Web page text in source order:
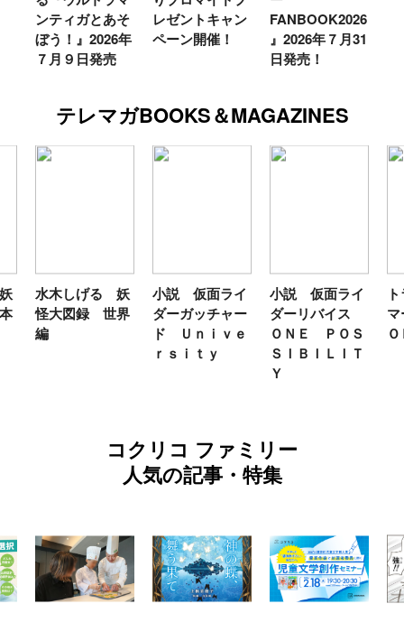
ンティガとあそ
ぼう！』2026年
７月９日発売
レゼントキャン
ペーン開催！
FANBOOK2026
』2026年７月31
日発売！
テレマガBOOKS＆MAGAZINES
水木しげる 妖
怪大図録 世界
編
小説 仮面ライ
ダーガッチャー
ド Ｕｎｉｖｅ
ｒｓｉｔｙ
小説 仮面ライ
ダーリバイス
ＯＮＥ ＰＯＳ
ＳＩＢＩＬＩＴ
Ｙ
コクリコ ファミリー
人気の記事・特集